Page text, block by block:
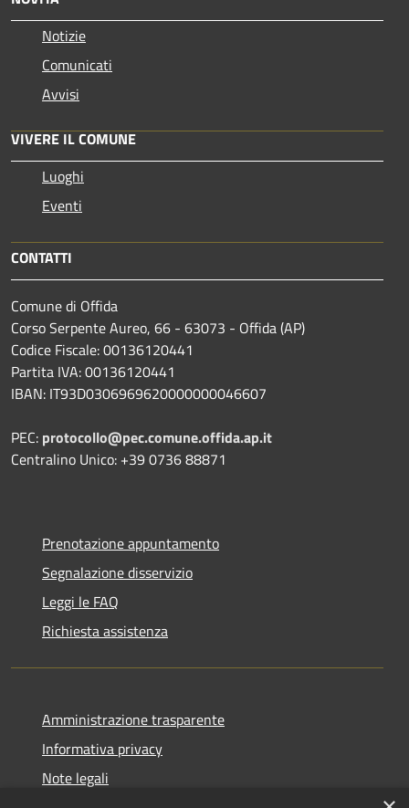
Notizie
Comunicati
Avvisi
VIVERE IL COMUNE
Luoghi
Eventi
CONTATTI
Comune di Offida
Corso Serpente Aureo, 66 - 63073 - Offida (AP)
Codice Fiscale: 00136120441
Partita IVA: 00136120441
IBAN: IT93D0306969620000000046607
PEC: protocollo@pec.comune.offida.ap.it
Centralino Unico: +39 0736 88871
Prenotazione appuntamento
Segnalazione disservizio
Leggi le FAQ
Richiesta assistenza
Amministrazione trasparente
Informativa privacy
Note legali